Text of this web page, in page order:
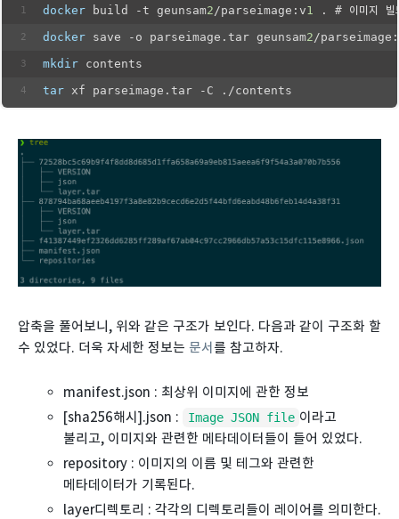
docker build -t geunsam2 /parseimage:v1
. # 이미지 빌
docker save -o parseimage.tar geunsam2 /
mkdir contents
tar xf parseimage.tar -C ./contents
압축을 풀어보니, 위와 같은 구조가 보인다. 다음과 같이 구조화 할
수 있었다. 더욱 자세한 정보는 문서를 참고하자.
manifest.json : 최상위 이미지에 관한 정보
[sha256해시].json :
Image JSON file 이라고
불리고, 이미지와 관련한 메타데이터들이 들어 있었다.
repository : 이미지의 이름 및 테그와 관련한
메타데이터가 기록된다.
layer디렉토리 : 각각의 디렉토리들이 레이어를 의미한다.